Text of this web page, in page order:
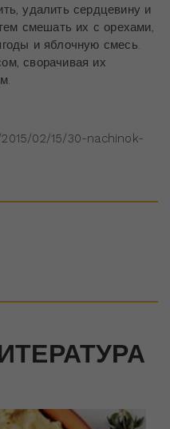
удалить сердцевину и
смешать их с орехами,
и яблочную смесь.
сворачивая их
02/15/30-nachinok-